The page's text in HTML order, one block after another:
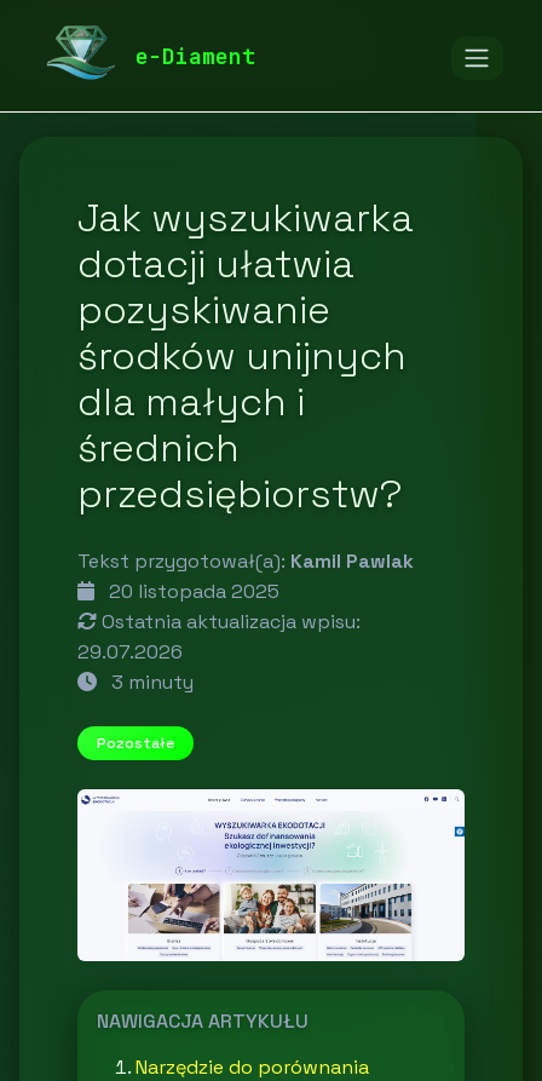
e-Diament
diamentspa.pl
Jak wyszukiwarka
dotacji ułatwia
pozyskiwanie
środków unijnych
dla małych i
średnich
przedsiębiorstw?
Tekst przygotował(a): Kamil Pawlak
20 listopada 2025
Ostatnia aktualizacja wpisu:
29.07.2026
3 minuty
Pozostałe
NAWIGACJA ARTYKUŁU
Narzędzie do porównania